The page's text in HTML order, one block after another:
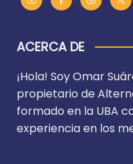
ACERCA DE
¡Hola! Soy Omar
propietario de
formado en la UBA
experiencia en los